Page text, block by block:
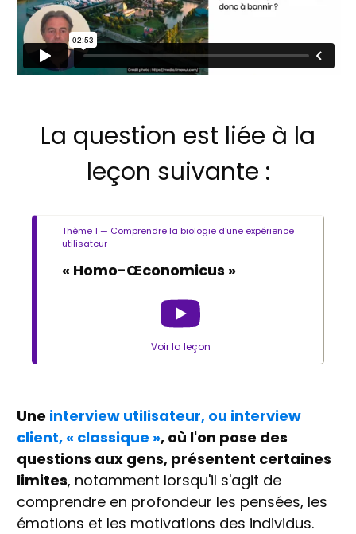
La question est liée à la
leçon suivante :
Thème 1 — Comprendre la biologie d'une expérience
utilisateur
« Homo-Œconomicus »
Voir la leçon
Une interview utilisateur, ou interview
client, « classique », où l'on pose des
questions aux gens, présentent certaines
limites, notamment lorsqu'il s'agit de
comprendre en profondeur les pensées, les
émotions et les motivations des individus.